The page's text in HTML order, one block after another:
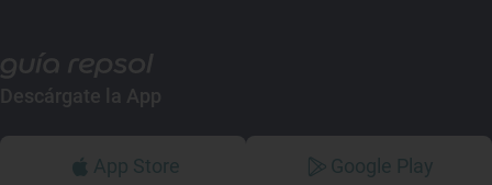
Descárgate la App
App Store Google Play